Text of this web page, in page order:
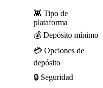
👾 Tipo de
plataforma
💰 Depósito mínimo
💳 Opciones de
depósito
🔒 Seguridad